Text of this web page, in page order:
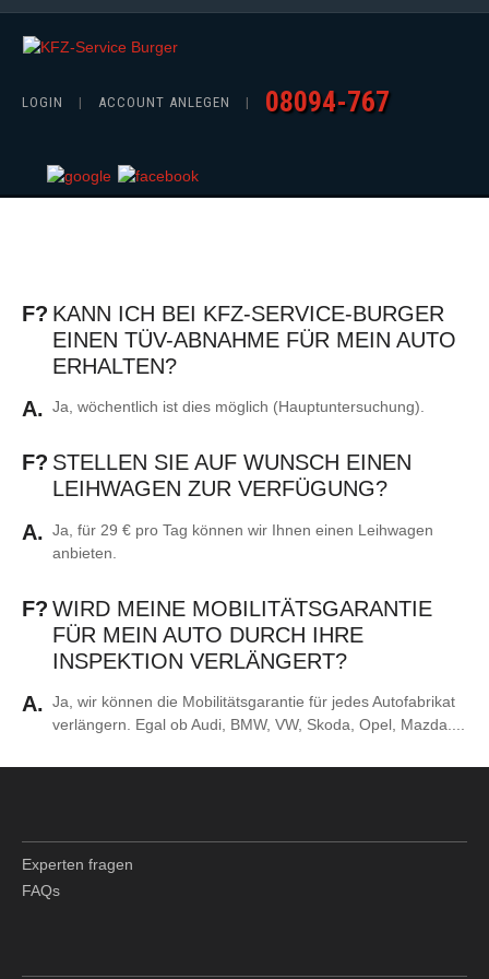
LOGIN | ACCOUNT ANLEGEN | 08094-767
F? KANN ICH BEI KFZ-SERVICE-BURGER
EINEN TÜV-ABNAHME FÜR MEIN AUTO
ERHALTEN?
A. Ja, wöchentlich ist dies möglich (Hauptuntersuchung).
F? STELLEN SIE AUF WUNSCH EINEN
LEIHWAGEN ZUR VERFÜGUNG?
A. Ja, für 29 € pro Tag können wir Ihnen einen Leihwagen
anbieten.
F? WIRD MEINE MOBILITÄTSGARANTIE
FÜR MEIN AUTO DURCH IHRE
INSPEKTION VERLÄNGERT?
A. Ja, wir können die Mobilitätsgarantie für jedes Autofabrikat
verlängern. Egal ob Audi, BMW, VW, Skoda, Opel, Mazda....
Experten fragen
FAQs